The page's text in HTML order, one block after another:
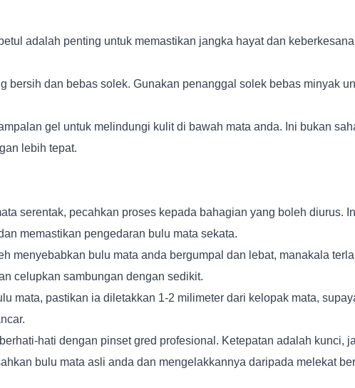
adalah penting untuk memastikan jangka hayat dan
bersih dan bebas solek. Gunakan penanggal solek bebas minyak
gel untuk melindungi kulit di bawah mata anda. Ini bukan
lebih tepat.
serentak, pecahkan proses kepada bahagian yang boleh diurus.
memastikan pengedaran bulu mata sekata.
menyebabkan bulu mata anda bergumpal dan lebat, manakala
celupkan sambungan dengan sedikit.
mata, pastikan ia diletakkan 1-2 milimeter dari kelopak mata,
hati dengan pinset gred profesional. Ketepatan adalah kunci,
bulu mata asli anda dan mengelakkannya daripada melekat